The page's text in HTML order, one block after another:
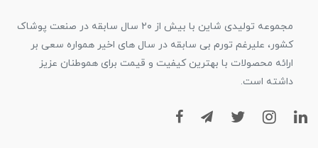
مجموعه تولیدی شاین با بیش از ۲۰ سال سابقه در صنعت پوشاک
کشور، علیرغم تورم بی سابقه در سال های اخیر همواره سعی بر
ارائه محصولات با بهترین کیفیت و قیمت برای هموطنان عزیز
داشته است.